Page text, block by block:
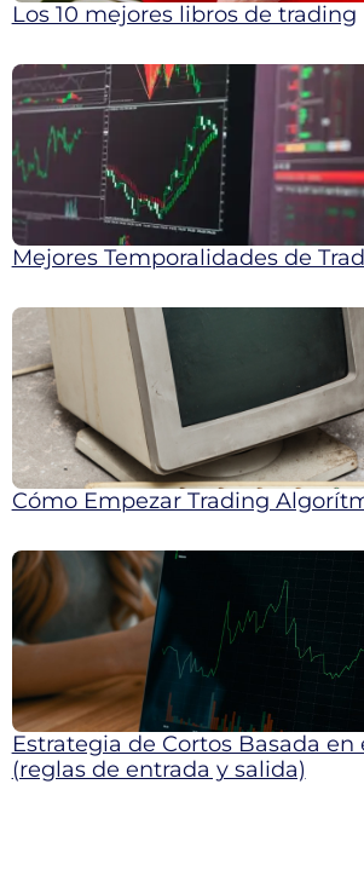
Los 10 mejores libros de trading
Mejores Temporalidades de
Cómo Empezar Trading
Estrategia de Cortos Basada en
(reglas de entrada y salida)